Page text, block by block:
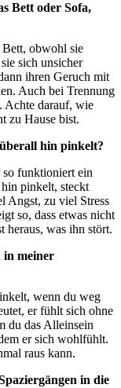
Bett oder Sofa,
obwohl sie
sich unsicher
ihren Geruch mit
Auch bei Trennung
Achte darauf, wie
zu Hause bist.
hin pinkelt?
so funktioniert ein
pinkelt, steckt
Angst, zu viel Stress
so, dass etwas nicht
heraus, was ihn stört.
in meiner
wenn du weg
er fühlt sich ohne
du das Alleinsein
er sich wohlfühlt.
raus kann.
in die